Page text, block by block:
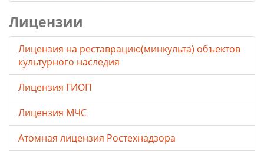
Лицензии
Лицензия на реставрацию(минкульта) объектов
культурного наследия
Лицензия ГИОП
Лицензия МЧС
Атомная лицензия Ростехнадзора